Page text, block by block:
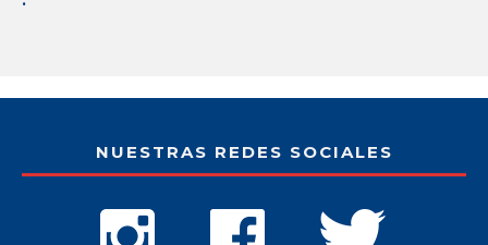
NUESTRAS REDES SOCIALES